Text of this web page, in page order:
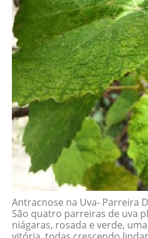
Antracnose na Uva- Parreira
São quatro parreiras de uva
niágaras, rosada e verde,